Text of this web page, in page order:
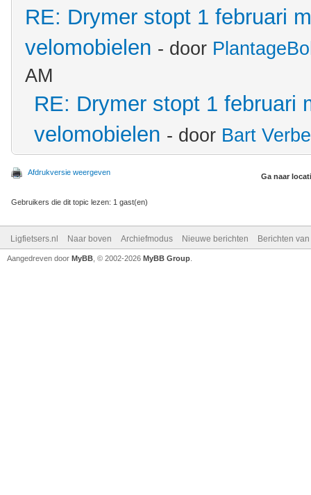
RE: Drymer stopt 1 februari
velomobielen - door
AM
RE: Drymer stopt 1 februari
velomobielen - door Bart
Afdrukversie weergeven Ga naar
Gebruikers die dit topic lezen: 1 gast(en)
Ligfietsers.nl Naar boven Archiefmodus Nieuwe berichten Berichten
Aangedreven door MyBB , © 2002-2026 MyBB Group